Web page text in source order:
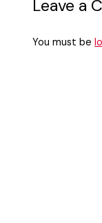
Leave a
You must be